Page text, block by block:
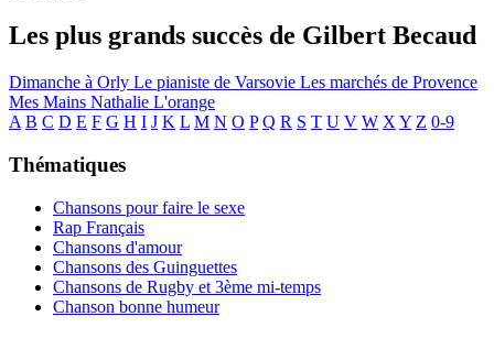
Les plus grands succès de Gilbert Becaud
Dimanche à Orly Le pianiste de Varsovie Les marchés de Provence
Mes Mains Nathalie L'orange
A B C D E F G H I J K L M N O P Q R S T U V W X Y Z 0-9
Thématiques
Chansons pour faire le sexe
Rap Français
Chansons d'amour
Chansons des Guinguettes
Chansons de Rugby et 3ème mi-temps
Chanson bonne humeur